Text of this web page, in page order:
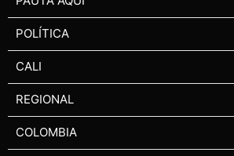
POLÍTICA
CALI
REGIONAL
COLOMBIA